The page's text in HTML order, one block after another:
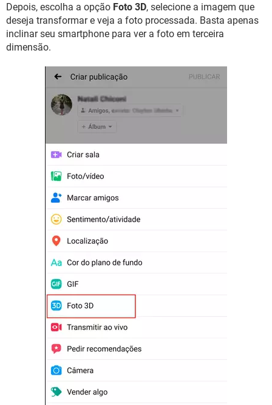
Depois, escolha a opção Foto 3D, selecione a imagem que
deseja transformar e veja a foto processada. Basta apenas
inclinar seu smartphone para ver a foto em terceira
dimensão.